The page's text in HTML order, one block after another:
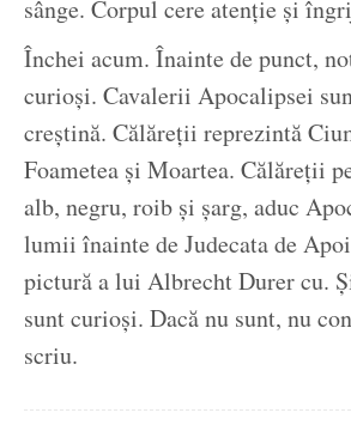
sânge. Corpul cere atenție și
Închei acum. Înainte de punct,
curioși. Cavalerii Apocalipsei
creștină. Călăreții reprezintă
Foametea și Moartea. Călăreții
alb, negru, roib și șarg, aduc
lumii înainte de Judecata de
pictură a lui Albrecht Durer cu.
sunt curioși. Dacă nu sunt, nu
scriu.